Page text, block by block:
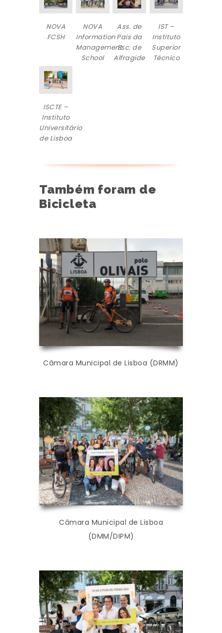
NOVA
FCSH
NOVA
Information
Management
School
Ass. de
Pais da
Esc. de
Alfragide
IST –
Instituto
Superior
Técnico
ISCTE –
Instituto
Universitário
de Lisboa
Também foram de
Bicicleta
Câmara Municipal de Lisboa (DRMM)
Câmara Municipal de Lisboa
(DMM/DIPM)